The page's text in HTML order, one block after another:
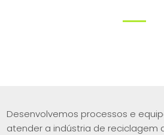
Desenvolvemos processos e
atender a indústria de reciclagem